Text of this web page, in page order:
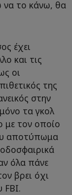
να το κάνω, θα
έχει
και τις
οι
της
στην
τα γκολ
με τον οποίο
αποτύπωμα
όλα πάνε
βρει όχι
FBI.